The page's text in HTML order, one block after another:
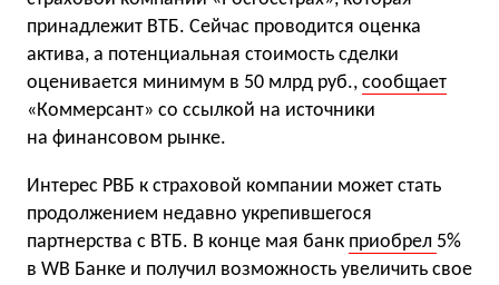
принадлежит ВТБ. Сейчас проводится оценка
актива, а потенциальная стоимость сделки
оценивается минимум в 50 млрд руб., сообщает
«Коммерсант» со ссылкой на источники
на финансовом рынке.
Интерес РВБ к страховой компании может стать
продолжением недавно укрепившегося
партнерства с ВТБ. В конце мая банк приобрел 5%
в WB Банке и получил возможность увеличить свое